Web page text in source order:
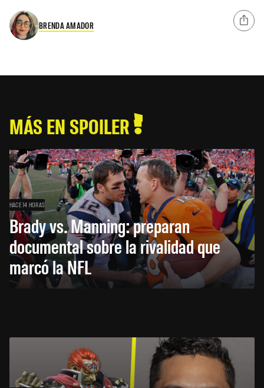
BRENDA AMADOR
MÁS EN SPOILER
HACE 14 HORAS
Brady vs. Manning: preparan
documental sobre la rivalidad que
marcó la NFL